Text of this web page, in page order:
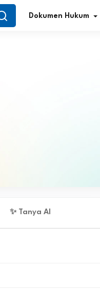
Dokumen Hukum
✨ Tanya AI